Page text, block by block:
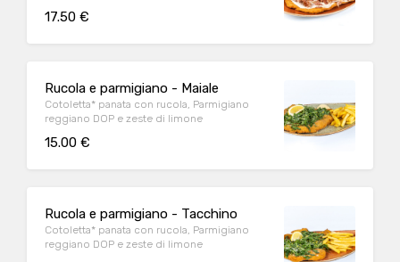
17.50 €
Rucola e parmigiano - Maiale
Cotoletta* panata con rucola, Parmigiano
reggiano DOP e zeste di limone
15.00 €
Rucola e parmigiano - Tacchino
Cotoletta* panata con rucola, Parmigiano
reggiano DOP e zeste di limone